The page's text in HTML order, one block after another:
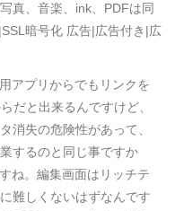
真、音楽、ink、PDFは同
暗号化 広告|広告付き|広
アプリからでもリンクを
だと出来るんですけど、
消失の危険性があって、
するのと同じ事ですか
ね。編集画面はリッチテ
難しくないはずなんです